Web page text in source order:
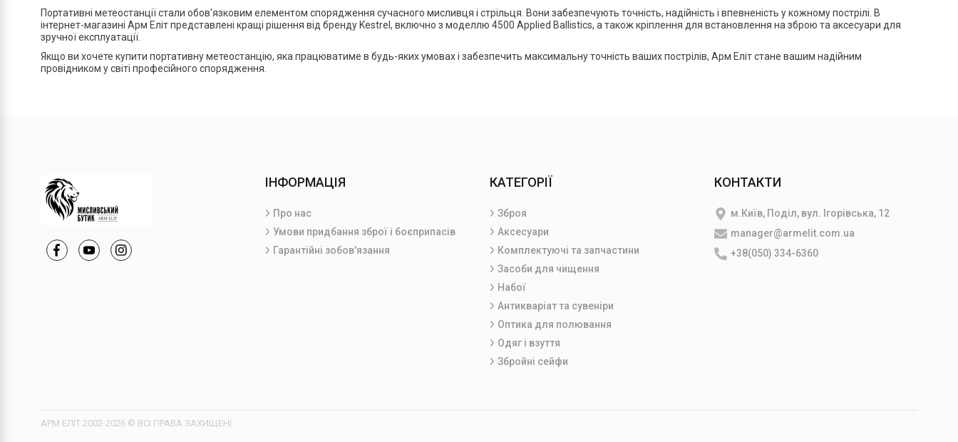
Портативні метеостанції стали обов'язковим елементом спорядження сучасного мисливця і стрільця. Вони забезпечують точність, надійність і впевненість у кожному пострілі. В
інтернет-магазині Арм Еліт представлені кращі рішення від бренду Kestrel, включно з моделлю 4500 Applied Ballistics, а також кріплення для встановлення на зброю та аксесуари для
зручної експлуатації.
Якщо ви хочете купити портативну метеостанцію, яка працюватиме в будь-яких умовах і забезпечить максимальну точність ваших пострілів, Арм Еліт стане вашим надійним
провідником у світі професійного спорядження.
ІНФОРМАЦІЯ
Про нас
Умови придбання зброї і боєприпасів
Гарантійні зобов'язання
КАТЕГОРІЇ
Зброя
Аксесуари
Комплектуючі та запчастини
Засоби для чищення
Набої
Антикваріат та сувеніри
Оптика для полювання
Одяг і взуття
Збройні сейфи
КОНТАКТИ
м.Київ, Поділ, вул. Ігорівська, 12
manager@armelit.com.ua
+38(050) 334-6360
АРМ ЕЛІТ 2002-2026 © ВСІ ПРАВА ЗАХИЩЕНІ.